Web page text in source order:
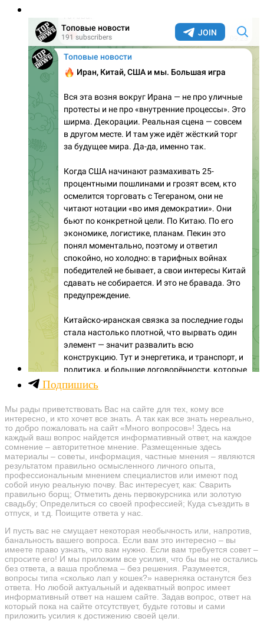
Подпишись
Мы рады приветствовать Вас на сайте для тех, кому все
интересно, и кто хочет все знать. А так как все знать нереально,
то добро пожаловать на сайт «Много вопросов»! Здесь на
каждый ваш вопрос найдется информативный ответ, на каждое
сомнение – авторитетное мнение. Размещенные здесь
материалы – советы, информация, частные мнения – являются
результатом правильно осмысленного личного опыта,
профессиональным мнением специалистов или имеют под
собой иную реальную почву. Вас интересует, как: Сварить
правильно борщ; Отметить день первокурсника или золотую
свадьбу; Определиться со своей профессией; Куда съездить в
отпуск, и т.д. Поищите ответа у нас.
И пусть вас не смущает некоторая необычность или, напротив,
банальность вашего вопроса. Если вам это интересно – вы
имеете право узнать, что вам нужно. Если вам требуется совет –
спросите его! И мы приложим все усилия, что бы вы не остались
без ответа, а ваша проблема – без решения. Разумеется,
вопросы типа «сколько лап у кошек?» наверняка останутся без
ответа. Но любой актуальный и адекватный вопрос имеет
информативный ответ на нашем сайте. Задав вопрос, ответ на
который пока на сайте отсутствует, будьте готовы и сами
приложить усилия к достижению своей цели.